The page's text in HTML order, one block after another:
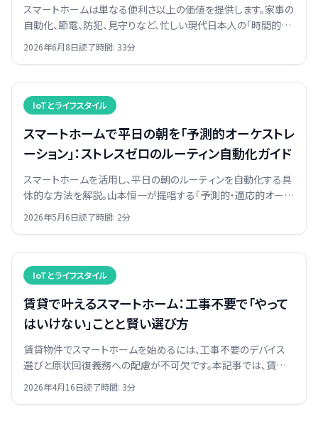
スマートホームは単なる便利さ以上の価値を提供します。家事の
自動化、節電、防犯、見守りなど、忙しい現代日本人の「時間的貧
困」と「精神的疲弊」を解決し、生活を戦略的に最適化する具体
2026年6月8日読了時間: 33分
IoTとライフスタイル
スマートホームで平日の朝を「予測的オーケストレ
ーション」：ストレスゼロのルーティン自動化ガイド
スマートホームを活用し、平日の朝のルーティンを自動化する具
体的な方法を解説。山本恒一が提唱する「予測的・適応的オーケ
ストレーション」で、ストレスフリーな朝を実現しましょう。
2026年5月6日読了時間: 2分
IoTとライフスタイル
賃貸で叶えるスマートホーム：工事不要で「やって
はいけない」ことと賢い選び方
賃貸物件でスマートホームを始めるには、工事不要のデバイス
選びと原状回復義務への配慮が不可欠です。本記事では、賃貸
でも安心して使えるスマートホーム機器と、導入時に避けるべき
2026年4月16日読了時間: 3分